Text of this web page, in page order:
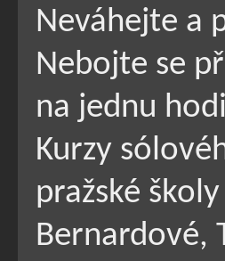
Neváhejte a
Nebojte se
na jednu
Kurzy
pražské školy
Bernardové,